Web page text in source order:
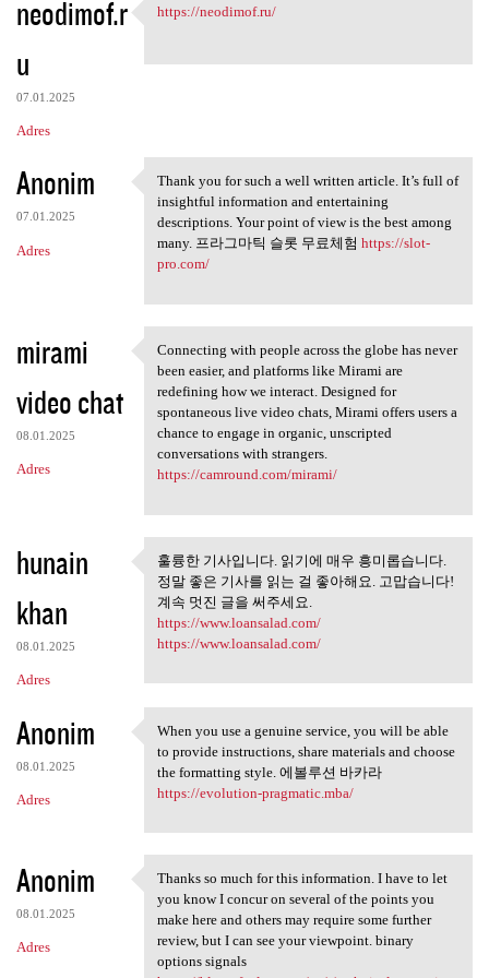
neodimof.r
u
07.01.2025
Adres
https://neodimof.ru/
https://neodimof.ru/
Anonim
07.01.2025
Adres
Thank you for such a well
Thank you for such a well written article. It’s full of
insightful information and entertaining
descriptions. Your point of view is the best among
many. 프라그마틱 슬롯 무료체험 https://slot-
pro.com/
mirami
video chat
08.01.2025
Adres
Connecting with people across
Connecting with people across the globe has never
been easier, and platforms like Mirami are
redefining how we interact. Designed for
spontaneous live video chats, Mirami offers users a
chance to engage in organic, unscripted
conversations with strangers.
https://camround.com/mirami/
hunain
khan
08.01.2025
Adres
훌륭한 기사입니다. 읽기에 매우
흥미롭습니다. 정말
훌륭한 기사입니다. 읽기에 매우 흥미롭습니다.
정말 좋은 기사를 읽는 걸 좋아해요. 고맙습니다!
계속 멋진 글을 써주세요.
https://www.loansalad.com/
https://www.loansalad.com/
Anonim
08.01.2025
Adres
When you use a genuine
When you use a genuine service, you will be able
to provide instructions, share materials and choose
the formatting style. 에볼루션 바카라
https://evolution-pragmatic.mba/
Anonim
08.01.2025
Adres
Thanks so much for this
Thanks so much for this information. I have to let
you know I concur on several of the points you
make here and others may require some further
review, but I can see your viewpoint. binary
options signals